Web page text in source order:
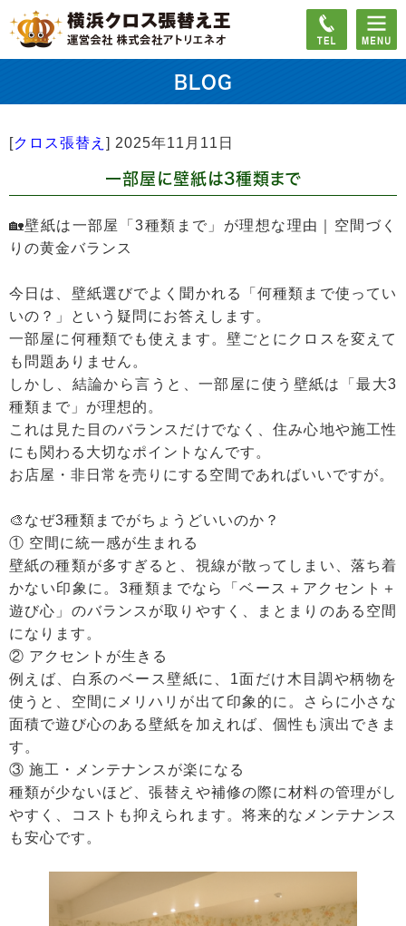
BLOG
[クロス張替え ] 2025年11月11日
一部屋に壁紙は3種類まで
🏡壁紙は一部屋「3種類まで」が理想な理由｜空間づく
りの黄金バランス
今日は、壁紙選びでよく聞かれる「何種類まで使ってい
いの？」という疑問にお答えします。
一部屋に何種類でも使えます。壁ごとにクロスを変えて
も問題ありません。
しかし、結論から言うと、一部屋に使う壁紙は「最大3
種類まで」が理想的。
これは見た目のバランスだけでなく、住み心地や施工性
にも関わる大切なポイントなんです。
お店屋・非日常を売りにする空間であればいいですが。
🎨なぜ3種類までがちょうどいいのか？
① 空間に統一感が生まれる
壁紙の種類が多すぎると、視線が散ってしまい、落ち着
かない印象に。3種類までなら「ベース＋アクセント＋
遊び心」のバランスが取りやすく、まとまりのある空間
になります。
② アクセントが生きる
例えば、白系のベース壁紙に、1面だけ木目調や柄物を
使うと、空間にメリハリが出て印象的に。さらに小さな
面積で遊び心のある壁紙を加えれば、個性も演出できま
す。
③ 施工・メンテナンスが楽になる
種類が少ないほど、張替えや補修の際に材料の管理がし
やすく、コストも抑えられます。将来的なメンテナンス
も安心です。